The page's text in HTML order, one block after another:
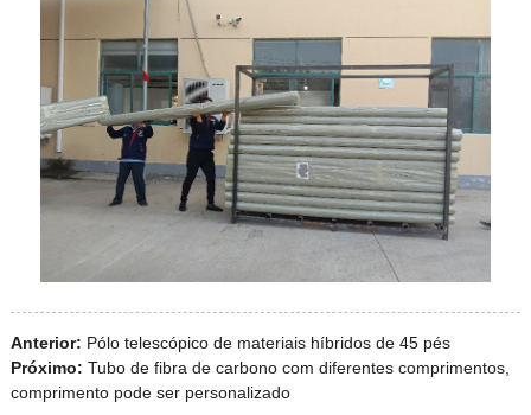
Anterior: Pólo telescópico de materiais híbridos de 45 pés
Próximo: Tubo de fibra de carbono com diferentes comprimentos,
comprimento pode ser personalizado